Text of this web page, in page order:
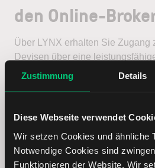
Zustimmung Details
Diese Webseite verwendet
Wir setzen Cookies und ähnliche
Notwendige Cookies sind
Funktionieren der Website. Wir
den Online-
Über LYNX erhalten Sie Zugang
Devisen über eine